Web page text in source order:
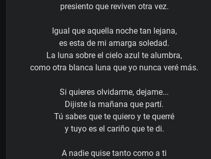
presiento que reviven otra vez.
Igual que aquella noche tan lejana,
es esta de mi amarga soledad.
La luna sobre el cielo azul te alumbra,
como otra blanca luna que yo nunca veré más.
Si quieres olvidarme, dejame...
Dijiste la mañana que partí.
Tú sabes que te quiero y te querré
y tuyo es el cariño que te di.
A nadie quise tanto como a ti